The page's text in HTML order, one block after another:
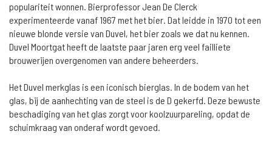
populariteit wonnen. Bierprofessor Jean De Clerck
experimenteerde vanaf 1967 met het bier. Dat leidde in 1970 tot een
nieuwe blonde versie van Duvel, het bier zoals we dat nu kennen.
Duvel Moortgat heeft de laatste paar jaren erg veel failliete
brouwerijen overgenomen van andere beheerders.
Het Duvel merkglas is een iconisch bierglas. In de bodem van het
glas, bij de aanhechting van de steel is de D gekerfd. Deze bewuste
beschadiging van het glas zorgt voor koolzuurpareling, opdat de
schuimkraag van onderaf wordt gevoed.